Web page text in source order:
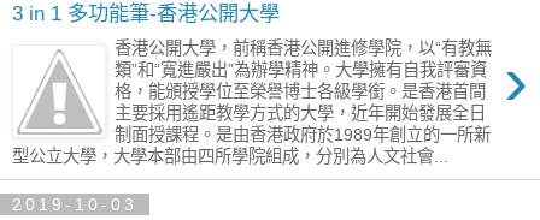
3 in 1 多功能筆-香港公開大學
›
香港公開大學，前稱香港公開進修學院，以“有教無
類”和“寬進嚴出”為辦學精神。大學擁有自我評審資
格，能頒授學位至榮譽博士各級學銜。是香港首間
主要採用遙距教學方式的大學，近年開始發展全日
制面授課程。是由香港政府於1989年創立的一所新
型公立大學，大學本部由四所學院組成，分別為人文社會...
2019-10-03